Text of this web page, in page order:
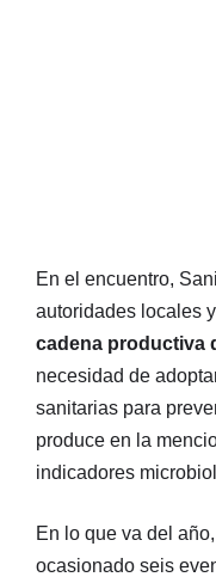
En el encuentro,
autoridades locales
cadena productiva
necesidad de
sanitarias para
produce en la
indicadores
En lo que va del
ocasionado seis